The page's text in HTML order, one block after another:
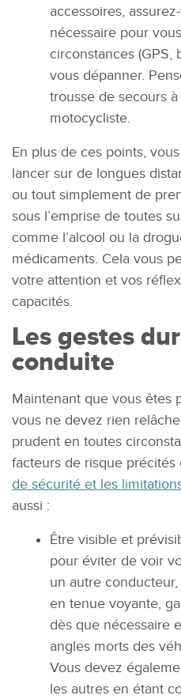
accessoires,
nécessaire pour
circonstances (GPS,
vous dépanner.
trousse de secours
motocycliste.
En plus de ces points,
lancer sur de longues
ou tout simplement de
sous l’emprise de toutes
comme l’alcool ou la
médicaments. Cela vous
votre attention et vos
capacités.
Les gestes
conduite
Maintenant que vous êtes
vous ne devez rien
prudent en toutes
facteurs de risque précités
de sécurité et les
aussi :
Être visible et
pour éviter de voir
un autre
en tenue voyante,
dès que nécessaire
angles morts des
Vous devez
les autres en étant